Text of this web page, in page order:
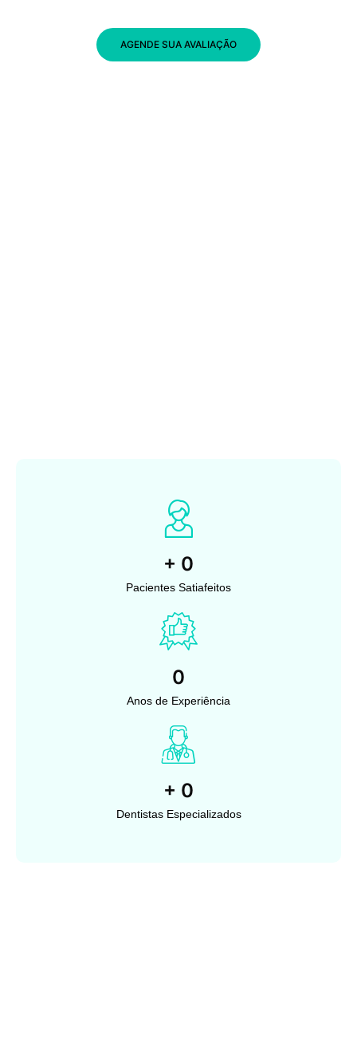
AGENDE SUA AVALIAÇÃO
+ 0
Pacientes Satiafeitos
0
Anos de Experiência
+ 0
Dentistas Especializados